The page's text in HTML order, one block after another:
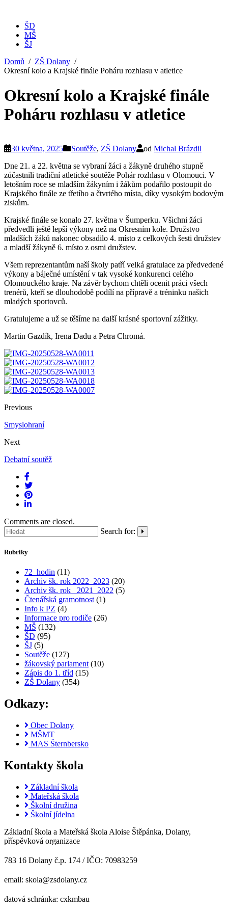
ŠD
MŠ
ŠJ
Domů
ZŠ Dolany
Okresní kolo a Krajské finále Poháru rozhlasu v atletice
Okresní kolo a Krajské finále
Poháru rozhlasu v atletice
30 května, 2025 Soutěže, ZŠ Dolany od Michal Brázdil
Dne 21. a 22. května se vybraní žáci a žákyně druhého stupně
zúčastnili tradiční atletické soutěže Pohár rozhlasu v Olomouci. V
letošním roce se mladším žákyním i žákům podařilo postoupit do
Krajského finále ze třetího a čtvrtého místa, díky vysokým bodovým
ziskům.
Krajské finále se konalo 27. května v Šumperku. Všichni žáci
předvedli ještě lepší výkony než na Okresním kole. Družstvo
mladších žáků nakonec obsadilo 4. místo z celkových šesti družstev
a mladší žákyně 6. místo z osmi družstev.
Všem reprezentantům naší školy patří velká gratulace za předvedené
výkony a báječné umístění v tak vysoké konkurenci celého
Olomouckého kraje. Na závěr bychom chtěli ocenit práci všech
trenérů, kteří se dlouhodobě podílí na přípravě a tréninku našich
mladých sportovců.
Gratulujeme a už se těšíme na další krásné sportovní zážitky.
Martin Gazdík, Irena Dadu a Petra Chromá.
Previous
Smyslohraní
Next
Debatní soutěž
Comments are closed.
Search for:
Rubriky
72_hodin (11)
Archiv šk. rok 2022_2023 (20)
Archiv šk. rok_ 2021_2022 (5)
Čtenářská gramotnost (1)
Info k PZ (4)
Informace pro rodiče (26)
MŠ (132)
ŠD (95)
ŠJ (5)
Soutěže (127)
žákovský parlament (10)
Zápis do 1. tříd (15)
ZŠ Dolany (354)
Odkazy:
Obec Dolany
MŠMT
MAS Šternbersko
Kontakty škola
Základní škola
Mateřská škola
Školní družina
Školní jídelna
Základní škola a Mateřská škola Aloise Štěpánka, Dolany,
příspěvková organizace
783 16 Dolany č.p. 174 / IČO: 70983259
email: skola@zsdolany.cz
datová schránka: cxkmbau